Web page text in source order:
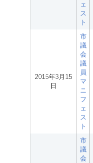
ェ
ス
ト
2015年3月15
日
市
議
会
議
員
マ
ニ
フ
ェ
ス
ト
市
議
会